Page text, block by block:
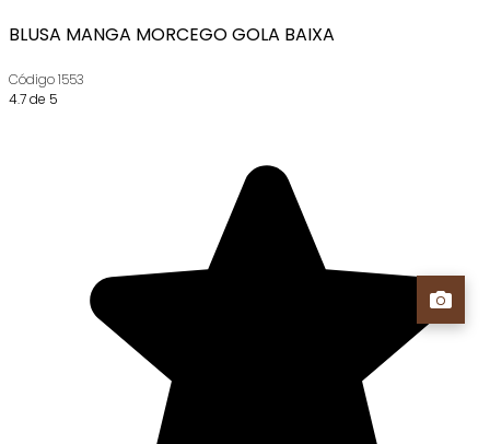
BLUSA MANGA MORCEGO GOLA BAIXA
Código1553
4.7 de 5